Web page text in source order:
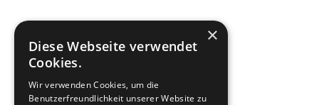
×
Diese Webseite verwendet
Cookies.
Wir verwenden Cookies, um die
Benutzerfreundlichkeit unserer Website zu